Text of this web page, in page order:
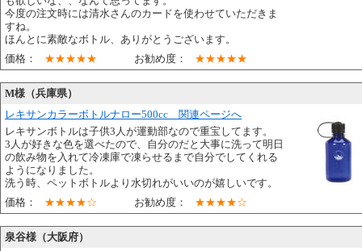
今度の注文時には清水さんのカードを使わせていただきま
すね。
ほんとに素敵なボトル、ありがとうございます。
価格：
★★★★★ お勧め度： ★★★★★
M様（兵庫県）
レキサンカラーボトルナロー500cc 関連ページへ
レキサンボトルは子供3人が運動部なので重宝してます。
3人が好きな色を選べたので、自分のだと大事に洗って明日
の飲み物を入れて冷凍庫で凍らせるまで自分でしてくれる
ようになりました。
洗う時、ペットボトルより水切れがいいのが嬉しいです。
価格：
★★★★☆ お勧め度： ★★★★☆
泉谷様（大阪府）